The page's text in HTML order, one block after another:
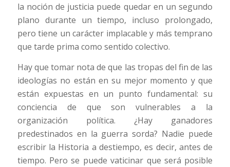
la noción de justicia puede quedar en un segundo
plano durante un tiempo, incluso prolongado,
pero tiene un carácter implacable y más temprano
que tarde prima como sentido colectivo.
Hay que tomar nota de que las tropas del fin de las
ideologías no están en su mejor momento y que
están expuestas en un punto fundamental: su
conciencia de que son vulnerables a la
organización política. ¿Hay ganadores
predestinados en la guerra sorda? Nadie puede
escribir la Historia a destiempo, es decir, antes de
tiempo. Pero se puede vaticinar que será posible